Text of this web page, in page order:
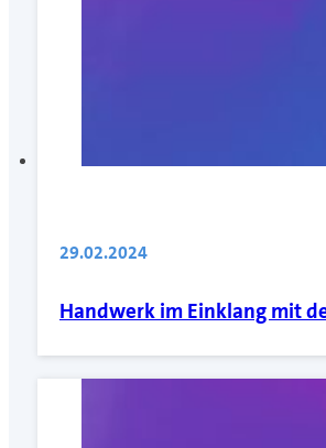
29.02.2024
Handwerk im Einklang mit